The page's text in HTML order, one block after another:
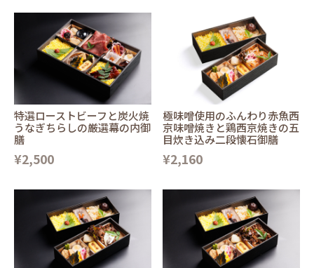
特選ローストビーフと炭火焼
うなぎちらしの厳選幕の内御
膳
¥2,500
極味噌使用のふんわり赤魚西
京味噌焼きと鶏西京焼きの五
目炊き込み二段懐石御膳
¥2,160